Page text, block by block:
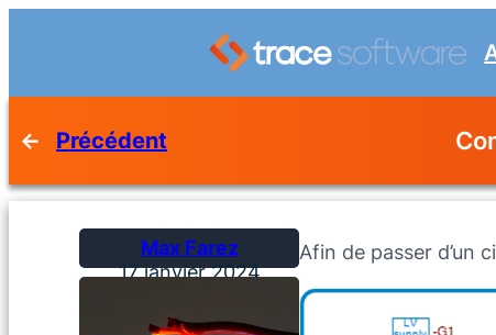
← Précédent
Max Farez
17 janvier 2024
Afin de passer d’un